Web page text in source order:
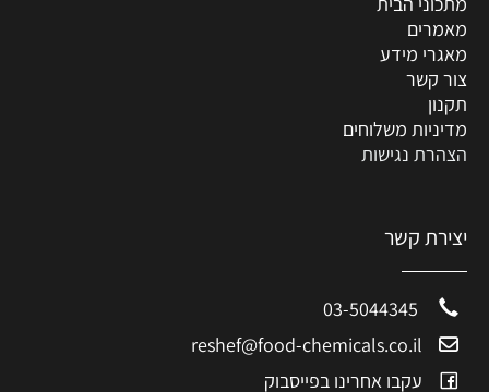
מאמרים
מאגרי מידע
צור קשר
תקנון
מדיניות משלוחים
הצהרת נגישות
יצירת קשר
reshef@food-chemicals.co.il
עקבו אחרינו בפייסבוק